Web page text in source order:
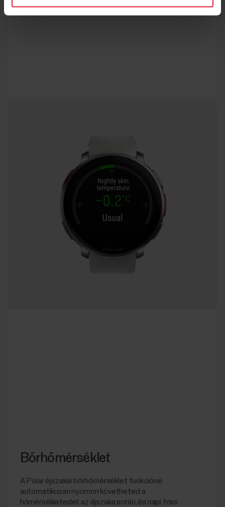
Bőrhőmérséklet
A Polar éjszakai bőrhőmérséklet funkcióval
automatikusan nyomon követheted a
hőmérsékletedet az éjszaka során, és napi friss